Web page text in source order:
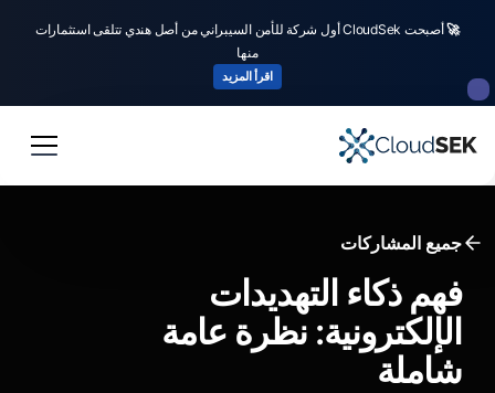
🚀
أصبحت CloudSek أول شركة للأمن السيبراني من أصل هندي تتلقى استثمارات
منها
اقرأ المزيد
جميع المشاركات
فهم ذكاء التهديدات
الإلكترونية: نظرة عامة
شاملة